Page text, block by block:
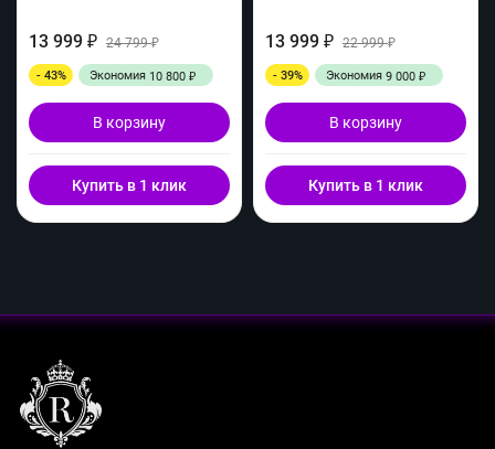
13 999 ₽ 24 799₽
- 43% Экономия 10 800 ₽
В корзину
Купить в 1 клик
13 999 ₽ 22 999₽
- 39% Экономия 9 000 ₽
В корзину
Купить в 1 клик